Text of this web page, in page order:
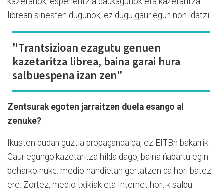
librean sinesten dugunok, ez dugu gaur egun non idatzi.
"Trantsizioan ezagutu genuen
kazetaritza librea, baina garai hura
salbuespena izan zen"
Zentsurak egoten jarraitzen duela esango al
zenuke?
Ikusten dudan guztia propaganda da, ez EITBn bakarrik.
Gaur egungo kazetaritza hilda dago, baina ñabartu egin
beharko nuke: medio handietan gertatzen da hori batez
ere. Zortez, medio txikiak eta Internet hortik salbu